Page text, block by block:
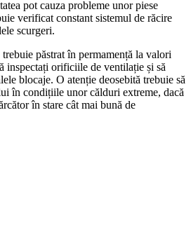
pot cauza probleme unor piese
verificat constant sistemul de răcire
scurgeri.
păstrat în permamență la valori
inspectați orificiile de ventilație și să
blocaje. O atenție deosebită trebuie să
în condițiile unor călduri extreme, dacă
în stare cât mai bună de